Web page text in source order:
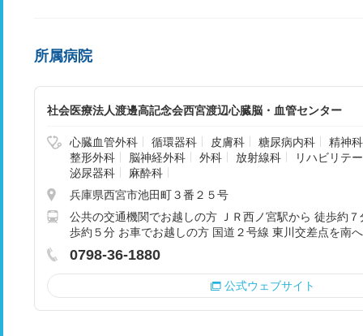
所属病院
社会医療法人渡邊高記念会西宮渡辺心臓脳・血管センター
心臓血管外科 循環器科 皮膚科 糖尿病内科
精神
整形外科
脳神経外科 外科 放射線科
リハビリテ
泌尿器科
麻酔科
兵庫県西宮市池田町３番２５号
公共の交通機関でお越しの方 ＪＲ西ノ宮駅から 徒歩約
歩約５分 お車でお越しの方 国道２号線 東川交差点を南
0798-36-1880
公式ウェブサイト